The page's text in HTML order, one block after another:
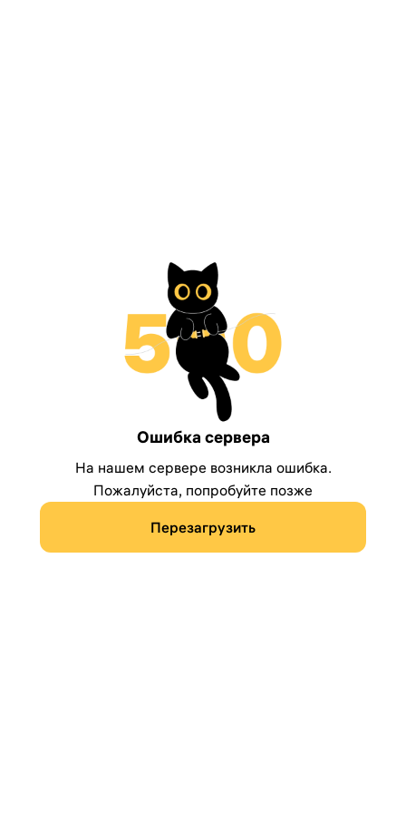
Ошибка сервера
На нашем сервере возникла ошибка.
Пожалуйста, попробуйте позже
Перезагрузить